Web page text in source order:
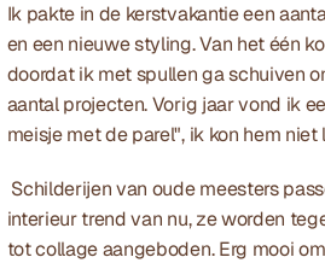
Ik pakte in de kerstvakantie een
en een nieuwe styling. Van het één
doordat ik met spullen ga schuiven
aantal projecten. Vorig jaar vond ik
meisje met de parel", ik kon hem niet
interieur trend van nu, ze worden
tot collage aangeboden. Erg mooi